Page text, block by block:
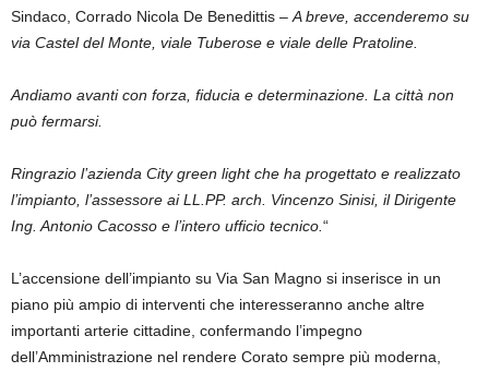
Sindaco, Corrado Nicola De Benedittis – A breve, accenderemo su
via Castel del Monte, viale Tuberose e viale delle Pratoline.
Andiamo avanti con forza, fiducia e determinazione. La città non
può fermarsi.
Ringrazio l’azienda City green light che ha progettato e realizzato
l’impianto, l’assessore ai LL.PP. arch. Vincenzo Sinisi, il Dirigente
Ing. Antonio Cacosso e l’intero ufficio tecnico. “
L’accensione dell’impianto su Via San Magno si inserisce in un
piano più ampio di interventi che interesseranno anche altre
importanti arterie cittadine, confermando l’impegno
dell’Amministrazione nel rendere Corato sempre più moderna,